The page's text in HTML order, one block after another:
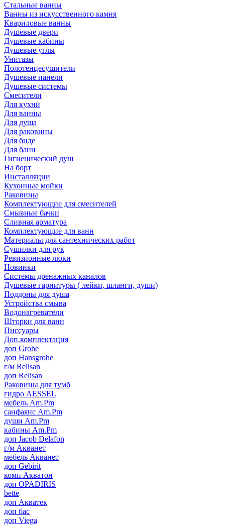
Стальные ванны
Ванны из искусственного камня
Квариловые ванны
Душевые двери
Душевые кабины
Душевые углы
Унитазы
Полотенцесушители
Душевые панели
Душевые системы
Смесители
Для кухни
Для ванны
Для душа
Для раковины
Для биде
Для бани
Гигиенический душ
На борт
Инсталляции
Кухонные мойки
Раковины
Комплектующие для смесителей
Смывные бачки
Сливная арматура
Комплектующие для ванн
Материалы для сантехнических работ
Сушилки для рук
Ревизионные люки
Новинки
Системы дренажных каналов
Душевые гарнитуры ( лейки, шланги, души)
Поддоны для душа
Устройства смыва
Водонагреватели
Шторки для ванн
Писсуары
Доп.комплектация
доп Grohe
доп Hansgrohe
г/м Relisan
доп Relisan
Раковины для тумб
гидро AESSEL
мебель Am.Pm
санфаянс Am.Pm
души Am.Pm
кабины Am.Pm
доп Jacob Delafon
г/м Акванет
мебель Акванет
доп Gebirit
комп Акватон
доп OPADIRIS
bette
доп Акватек
доп бас
доп Viega